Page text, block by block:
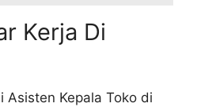
Kerja Di
Asisten Kepala Toko di